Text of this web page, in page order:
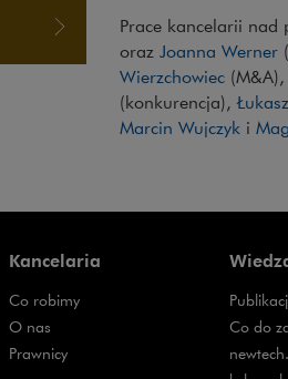
Prace kancelarii nad
oraz Joanna Werner
Wierzchowiec(M&A),
(konkurencja),
Marcin Wujczyki
Kancelaria
Co robimy
O nas
Prawnicy
Co do